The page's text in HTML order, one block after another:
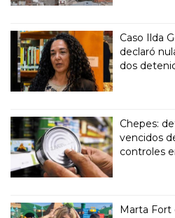
Caso Ilda
declaró
dos
Chepes:
vencidos
controles
Marta